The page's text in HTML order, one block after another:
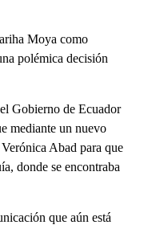
Moya como
polémica decisión
Gobierno de Ecuador
mediante un nuevo
Abad para que
donde se encontraba
que aún está